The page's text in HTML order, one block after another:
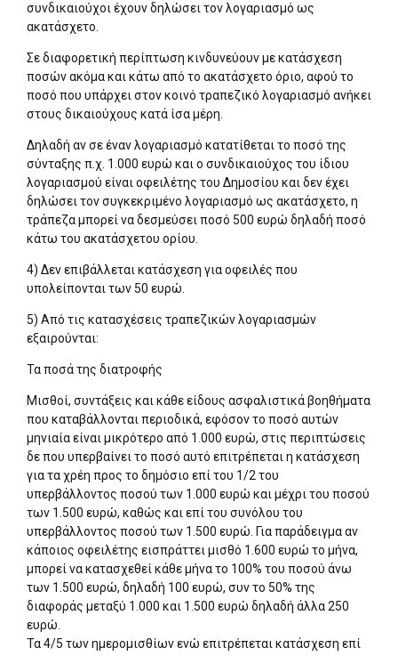
συνδικαιούχοι έχουν δηλώσει τον λογαριασμό ως
ακατάσχετο.
Σε διαφορετική περίπτωση κινδυνεύουν με κατάσχεση
ποσών ακόμα και κάτω από το ακατάσχετο όριο, αφού το
ποσό που υπάρχει στον κοινό τραπεζικό λογαριασμό ανήκει
στους δικαιούχους κατά ίσα μέρη.
Δηλαδή αν σε έναν λογαριασμό κατατίθεται το ποσό της
σύνταξης π.χ. 1.000 ευρώ και ο συνδικαιούχος του ίδιου
λογαριασμού είναι οφειλέτης του Δημοσίου και δεν έχει
δηλώσει τον συγκεκριμένο λογαριασμό ως ακατάσχετο, η
τράπεζα μπορεί να δεσμεύσει ποσό 500 ευρώ δηλαδή ποσό
κάτω του ακατάσχετου ορίου.
4) Δεν επιβάλλεται κατάσχεση για οφειλές που
υπολείπονται των 50 ευρώ.
5) Από τις κατασχέσεις τραπεζικών λογαριασμών
εξαιρούνται:
Τα ποσά της διατροφής
Μισθοί, συντάξεις και κάθε είδους ασφαλιστικά βοηθήματα
που καταβάλλονται περιοδικά, εφόσον το ποσό αυτών
μηνιαία είναι μικρότερο από 1.000 ευρώ, στις περιπτώσεις
δε που υπερβαίνει το ποσό αυτό επιτρέπεται η κατάσχεση
για τα χρέη προς το δημόσιο επί του 1/2 του
υπερβάλλοντος ποσού των 1.000 ευρώ και μέχρι του ποσού
των 1.500 ευρώ, καθώς και επί του συνόλου του
υπερβάλλοντος ποσού των 1.500 ευρώ. Για παράδειγμα αν
κάποιος οφειλέτης εισπράττει μισθό 1.600 ευρώ το μήνα,
μπορεί να κατασχεθεί κάθε μήνα το 100% του ποσού άνω
των 1.500 ευρώ, δηλαδή 100 ευρώ, συν το 50% της
διαφοράς μεταξύ 1.000 και 1.500 ευρώ δηλαδή άλλα 250
ευρώ.
Τα 4/5 των ημερομισθίων ενώ επιτρέπεται κατάσχεση επί